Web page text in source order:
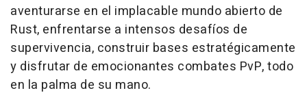
aventurarse en el implacable mundo abierto de
Rust, enfrentarse a intensos desafíos de
supervivencia, construir bases estratégicamente
y disfrutar de emocionantes combates PvP, todo
en la palma de su mano.